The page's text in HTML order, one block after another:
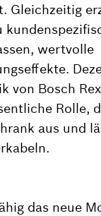
Gleichzeitig
wertvolle
von Bosch
Rolle,
aus und
das neue